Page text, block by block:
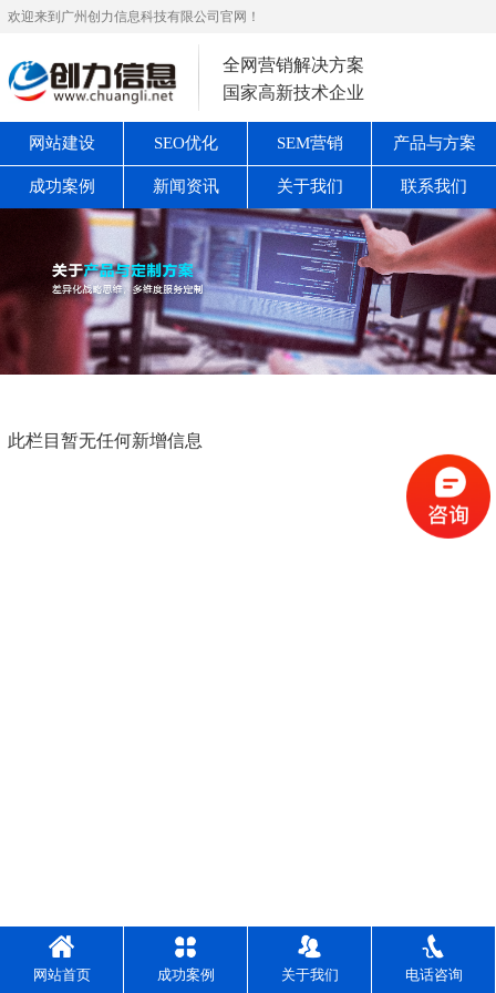
欢迎来到广州创力信息科技有限公司官网！
全网营销解决方案
国家高新技术企业
网站建设 SEO优化 SEM营销 产品与方案
成功案例 新闻资讯 关于我们 联系我们
此栏目暂无任何新增信息
网站首页 成功案例 关于我们 电话咨询